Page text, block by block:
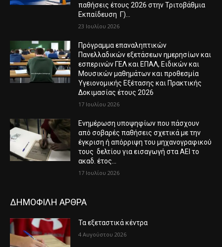
παθήσεις έτους 2026 στην Τριτοβάθμια
Εκπαίδευση Γ)...
23 Ιουλίου 2026
Πρόγραμμα επαναληπτικών
Πανελλαδικών εξετάσεων ημερησίων και
εσπερινών ΓΕΛ και ΕΠΑΛ, Ειδικών και
Μουσικών μαθημάτων και προθεσμία
Υγειονομικής Εξέτασης και Πρακτικής
Δοκιμασίας έτους 2026
17 Ιουλίου 2026
Ενημέρωση υποψηφίων που πάσχουν
από σοβαρές παθήσεις σχετικά με την
έγκριση ή απόρριψη του μηχανογραφικού
τους δελτίου για εισαγωγή στα ΑΕΙ το
ακαδ. έτος...
17 Ιουλίου 2026
ΔΗΜΟΦΙΛΗ ΑΡΘΡΑ
Τα εξεταστικά κέντρα
4 Αυγούστου 2026